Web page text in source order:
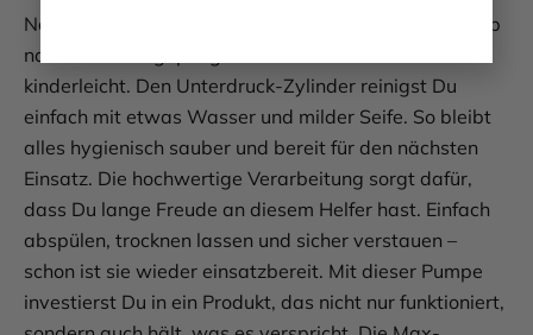
Nach dem Einsatz will die Max-Precision Power Pump
natürlich auch gepflegt werden – und das ist
kinderleicht. Den Unterdruck-Zylinder reinigst Du
einfach mit etwas Wasser und milder Seife. So bleibt
alles hygienisch sauber und bereit für den nächsten
Einsatz. Die hochwertige Verarbeitung sorgt dafür,
dass Du lange Freude an diesem Helfer hast. Einfach
abspülen, trocknen lassen und sicher verstauen –
schon ist sie wieder einsatzbereit. Mit dieser Pumpe
investierst Du in ein Produkt, das nicht nur funktioniert,